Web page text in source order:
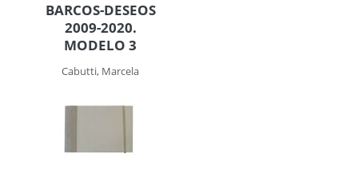
BARCOS-DESEOS
2009-2020.
MODELO 3
Cabutti, Marcela